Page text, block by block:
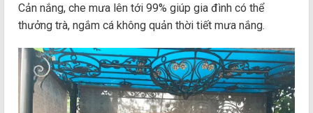
Cản nắng, che mưa lên tới 99% giúp gia đình có thể
thưởng trà, ngắm cá không quản thời tiết mưa nắng.